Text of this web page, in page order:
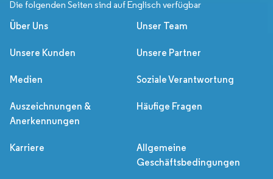
Die folgenden Seiten sind auf Englisch verfügbar
Über Uns Unser Team
Unsere Kunden Unsere Partner
Medien Soziale Verantwortung
Auszeichnungen &
Anerkennungen
Häufige Fragen
Karriere
Allgemeine
Geschäftsbedingungen